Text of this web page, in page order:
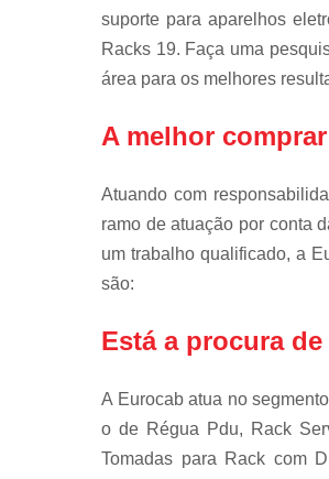
suporte para aparelhos
Racks 19. Faça uma
área para os melhores
A melhor
Atuando com
ramo de atuação por conta
um trabalho qualificado, a
são:
Está a procura
A Eurocab atua no
o de Régua Pdu, Rack
Tomadas para Rack com